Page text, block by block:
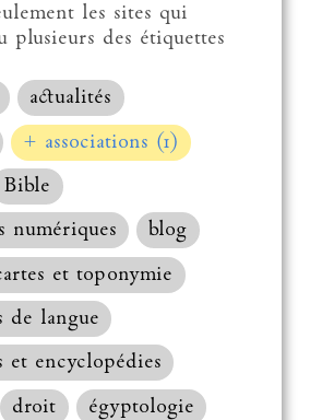
les sites qui
plusieurs des étiquettes
actualités
+ associations (1)
Bible
numériques
blog
et toponymie
de langue
et encyclopédies
droit
égyptologie